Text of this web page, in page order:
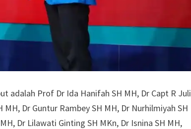
adalah Prof Dr Ida Hanifah SH MH, Dr Capt R Juli
Dr Guntur Rambey SH MH, Dr Nurhilmiyah SH
Dr Lilawati Ginting SH MKn, Dr Isnina SH MH,